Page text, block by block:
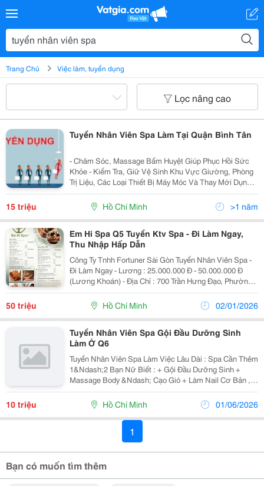
Trang Chủ Việc làm, tuyển dụng
Lọc nâng cao
Tuyển Nhân Viên Spa Làm Tại Quận Bình Tân
- Chăm Sóc, Massage Bấm Huyệt Giúp Phục Hồi Sức
Khỏe - Kiểm Tra, Giữ Vệ Sinh Khu Vực Giường, Phòng
Trị Liệu, Các Loại Thiết Bị Máy Móc Và Thay Mới Dụng
Cụ Sau Mỗi Suất Spa. - Tuân Thủ Các Quy Định Về Vệ
Sinh Và Khử Trùng Theo Đúng Quy Trình,...
15 triệu Hồ Chí Minh >1 năm
Em Hi Spa Q5 Tuyển Ktv Spa - Đi Làm Ngay,
Thu Nhập Hấp Dẫn
Công Ty Tnhh Fortuner Sài Gòn Tuyển Nhân Viên Spa -
Đi Làm Ngay - Lương : 25.000.000 Đ - 50.000.000 Đ
(Lương Khoán) - Địa Chỉ : 700 Trần Hưng Đạo, Phường
2, Quận 5, Tp Hồ Chí Minh Em Hi Spa+ Cần Tuyển Dụng
50 Kỷ Thuật Viên 1. Thông Tin...
50 triệu Hồ Chí Minh 02/01/2026
Tuyển Nhân Viên Spa Gội Đầu Dưỡng Sinh
Làm Ở Q6
Tuyển Nhân Viên Spa Làm Việc Lâu Dài : Spa Cần Thêm
1&Ndash;2 Bạn Nữ Biết : + Gội Đầu Dưỡng Sinh +
Massage Body &Ndash; Cạo Gió + Làm Nail Cơ Bản ,
Chăm Sóc Da ( Biết Nhiều Càng Tốt ) Công Việc Nhẹ
Nhàng, Môi Trường Làm Việc Thân Thiện,...
10 triệu Hồ Chí Minh 01/06/2026
1
Bạn có muốn tìm thêm